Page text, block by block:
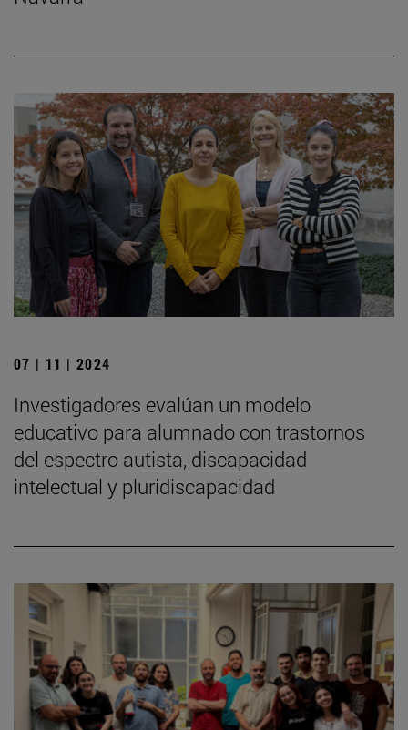
07 | 11 | 2024
Investigadores evalúan un modelo
educativo para alumnado con trastornos
del espectro autista, discapacidad
intelectual y pluridiscapacidad